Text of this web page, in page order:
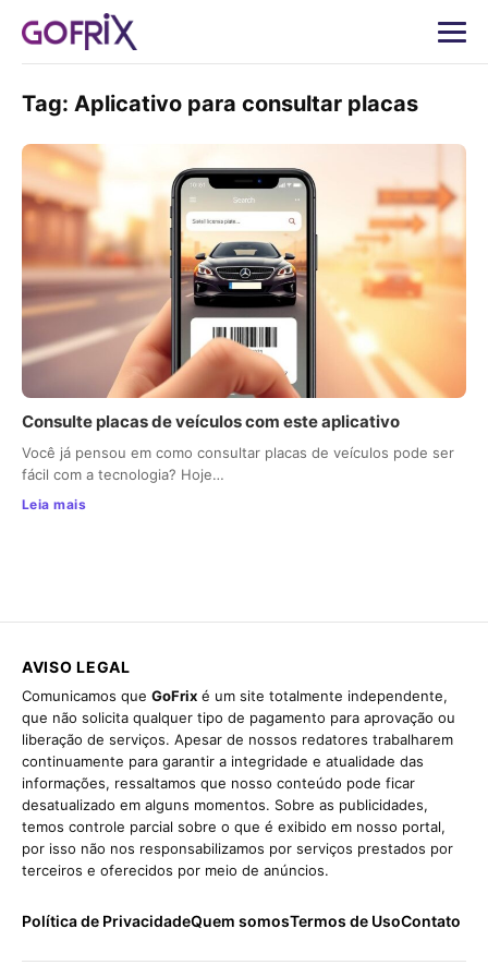
Tag: Aplicativo para consultar placas
Consulte placas de veículos com este aplicativo
Você já pensou em como consultar placas de veículos pode ser
fácil com a tecnologia? Hoje…
Leia mais
AVISO LEGAL
Comunicamos que GoFrix é um site totalmente independente,
que não solicita qualquer tipo de pagamento para aprovação ou
liberação de serviços. Apesar de nossos redatores trabalharem
continuamente para garantir a integridade e atualidade das
informações, ressaltamos que nosso conteúdo pode ficar
desatualizado em alguns momentos. Sobre as publicidades,
temos controle parcial sobre o que é exibido em nosso portal,
por isso não nos responsabilizamos por serviços prestados por
terceiros e oferecidos por meio de anúncios.
Política de PrivacidadeQuem somosTermos de UsoContato